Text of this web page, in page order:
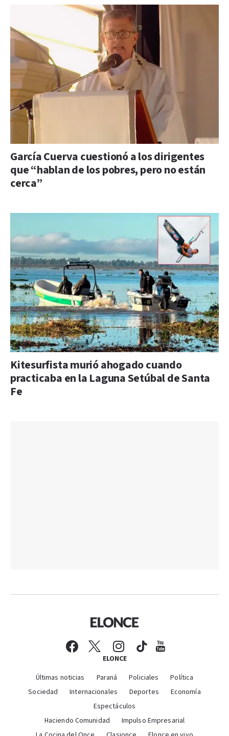
García Cuerva cuestionó a los dirigentes
que “hablan de los pobres, pero no están
cerca”
Kitesurfista murió ahogado cuando
practicaba en la Laguna Setúbal de Santa
Fe
ELONCE
Últimas noticias Paraná Policiales
Política
Sociedad
Internacionales Deportes
Economía
Espectáculos
Haciendo Comunidad
Impulso Empresarial